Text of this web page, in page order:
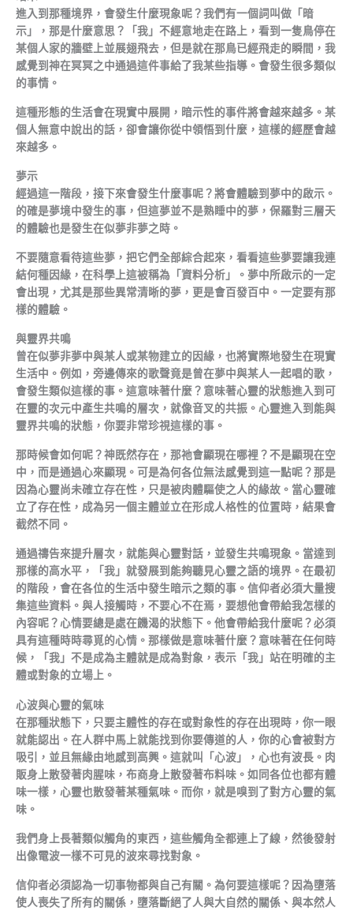
進入到那種境界，會發生什麼現象呢？我們有一個詞叫做「暗
示」，那是什麼意思？「我」不經意地走在路上，看到一隻鳥停在
某個人家的牆壁上並展翅飛去，但是就在那鳥已經飛走的瞬間，我
感覺到神在冥冥之中通過這件事給了我某些指導。會發生很多類似
的事情。
這種形態的生活會在現實中展開，暗示性的事件將會越來越多。某
個人無意中說出的話，卻會讓你從中領悟到什麼，這樣的經歷會越
來越多。
夢示
經過這一階段，接下來會發生什麼事呢？將會體驗到夢中的啟示。
的確是夢境中發生的事，但這夢並不是熟睡中的夢，保羅對三層天
的體驗也是發生在似夢非夢之時。
不要隨意看待這些夢，把它們全部綜合起來，看看這些夢要讓我連
結何種因緣，在科學上這被稱為「資料分析」。夢中所啟示的一定
會出現，尤其是那些異常清晰的夢，更是會百發百中。一定要有那
樣的體驗。
與靈界共鳴
曾在似夢非夢中與某人或某物建立的因緣，也將實際地發生在現實
生活中。例如，旁邊傳來的歌聲竟是曾在夢中與某人一起唱的歌，
會發生類似這樣的事。這意味著什麼？意味著心靈的狀態進入到可
在靈的次元中產生共鳴的層次，就像音叉的共振。心靈進入到能與
靈界共鳴的狀態，你要非常珍視這樣的事。
那時候會如何呢？神既然存在，那祂會顯現在哪裡？不是顯現在空
中，而是通過心來顯現。可是為何各位無法感覺到這一點呢？那是
因為心靈尚未確立存在性，只是被肉體驅使之人的緣故。當心靈確
立了存在性，成為另一個主體並立在形成人格性的位置時，結果會
截然不同。
通過禱告來提升層次，就能與心靈對話，並發生共鳴現象。當達到
那樣的高水平，「我」就發展到能夠聽見心靈之語的境界。在最初
的階段，會在各位的生活中發生暗示之類的事。信仰者必須大量搜
集這些資料。與人接觸時，不要心不在焉，要想他會帶給我怎樣的
內容呢？心情要總是處在饑渴的狀態下。他會帶給我什麼呢？必須
具有這種時時尋覓的心情。那樣做是意味著什麼？意味著在任何時
候，「我」不是成為主體就是成為對象，表示「我」站在明確的主
體或對象的立場上。
心波與心靈的氣味
在那種狀態下，只要主體性的存在或對象性的存在出現時，你一眼
就能認出。在人群中馬上就能找到你要傳道的人，你的心會被對方
吸引，並且無緣由地感到高興。這就叫「心波」，心也有波長。肉
販身上散發著肉腥味，布商身上散發著布料味。如同各位也都有體
味一樣，心靈也散發著某種氣味。而你，就是嗅到了對方心靈的氣
味。
我們身上長著類似觸角的東西，這些觸角全都連上了線，然後發射
出像電波一樣不可見的波來尋找對象。
信仰者必須認為一切事物都與自己有關。為何要這樣呢？因為墮落
使人喪失了所有的關係，墮落斷絕了人與大自然的關係、與本然人